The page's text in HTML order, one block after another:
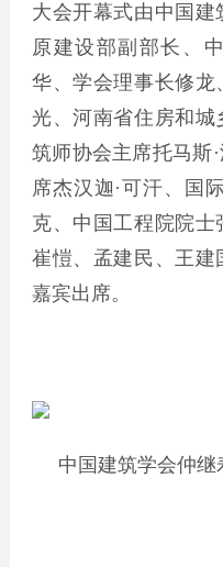
大会开幕式由中国建
原建设部副部长、
华、学会理事长修龙
光、河南省住房和城
筑师协会主席托马斯
席杰汉迦·可汗、国
克、中国工程院院士
崔愷、孟建民、王
嘉宾出席。
中国建筑学会仲